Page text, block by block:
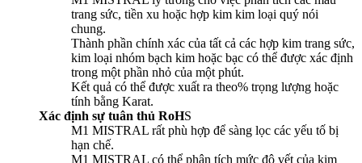
trang sức, tiền xu hoặc hợp kim kim loại quý nói
chung.
Thành phần chính xác của tất cả các hợp kim trang sức,
kim loại nhóm bạch kim hoặc bạc có thể được xác định
trong một phần nhỏ của một phút.
Kết quả có thể được xuất ra theo% trọng lượng hoặc
tính bằng Karat.
Xác định sự tuân thủ RoHS
M1 MISTRAL rất phù hợp để sàng lọc các yếu tố bị
hạn chế.
M1 MISTRAL có thể phân tích mức độ vết của kim